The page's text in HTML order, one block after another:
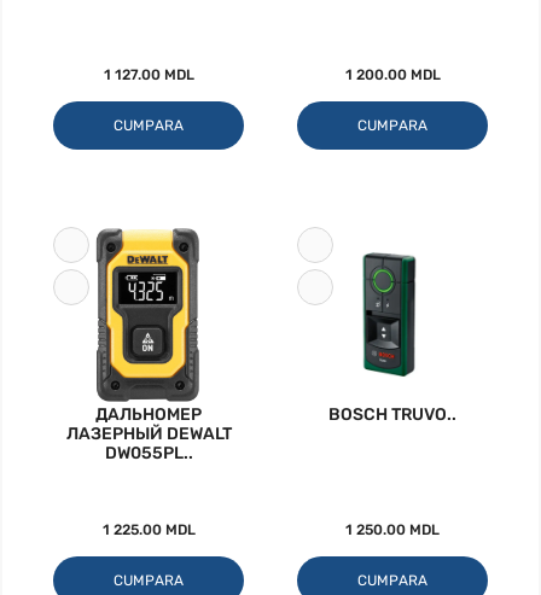
1 127.00 MDL
CUMPARA
1 200.00 MDL
CUMPARA
ДАЛЬНОМЕР
ЛАЗЕРНЫЙ DEWALT
DW055PL..
1 225.00 MDL
CUMPARA
BOSCH TRUVO..
1 250.00 MDL
CUMPARA